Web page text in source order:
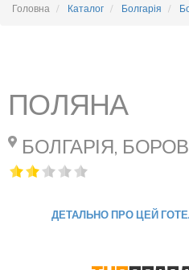
Головна Каталог Болгарія
ПОЛЯНА
БОЛГАРІЯ,
ДЕТАЛЬНО ПРО ЦЕЙ